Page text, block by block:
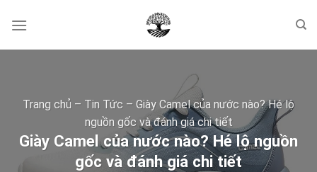
Trang chủ – Tin Tức – Giày Camel của nước nào? Hé lộ
nguồn gốc và đánh giá chi tiết
Giày Camel của nước nào? Hé lộ nguồn
gốc và đánh giá chi tiết